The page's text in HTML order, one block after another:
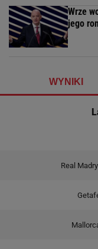
Wrze
jego
WYNIKI
Real